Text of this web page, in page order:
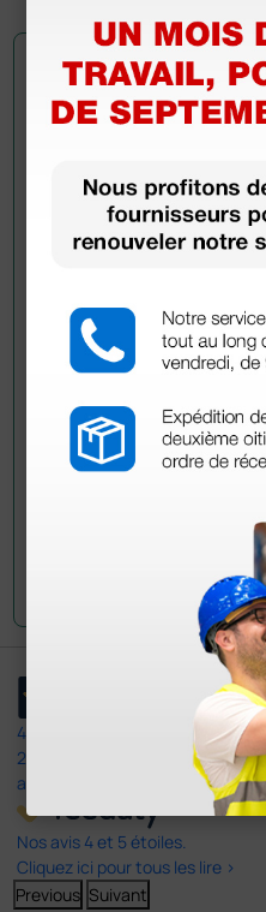
Demandez à un collègue
d'autres informations ?
question aux collègues
produit.
Envoyez
4,5
23
avis
Nos avis 4 et 5 étoiles.
Cliquez ici pour tous les lire >
Previous Suivant